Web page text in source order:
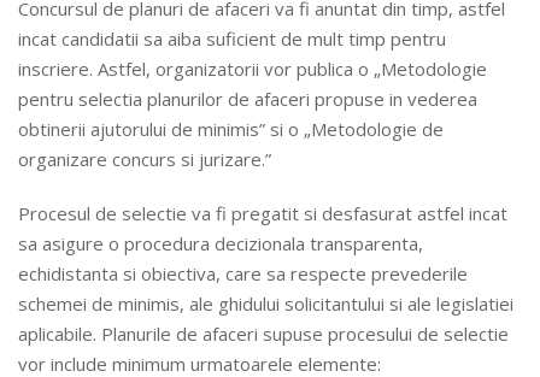
Concursul de planuri de afaceri va fi anuntat din timp, astfel
incat candidatii sa aiba suficient de mult timp pentru
inscriere. Astfel, organizatorii vor publica o „Metodologie
pentru selectia planurilor de afaceri propuse in vederea
obtinerii ajutorului de minimis” si o „Metodologie de
organizare concurs si jurizare.”
Procesul de selectie va fi pregatit si desfasurat astfel incat
sa asigure o procedura decizionala transparenta,
echidistanta si obiectiva, care sa respecte prevederile
schemei de minimis, ale ghidului solicitantului si ale legislatiei
aplicabile. Planurile de afaceri supuse procesului de selectie
vor include minimum urmatoarele elemente: